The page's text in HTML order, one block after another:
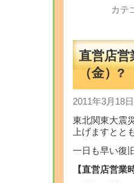
カテ
直営店
（金）?
2011年3月18
東北関東大震
上げますとと
一日も早い復
【直営店営業